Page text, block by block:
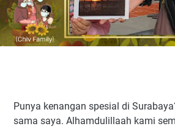
Punya kenangan spesial di
sama saya. Alhamdulillaah kami